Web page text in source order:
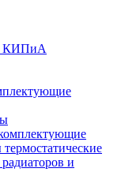
КИПиА
и